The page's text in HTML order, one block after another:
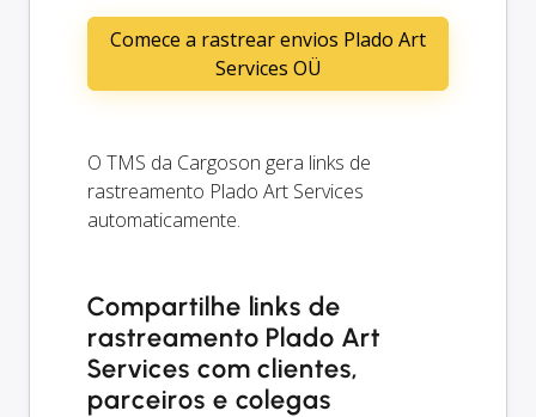
Comece a rastrear envios Plado Art
Services OÜ
O TMS da Cargoson gera links de
rastreamento Plado Art Services
automaticamente.
Compartilhe links de
rastreamento Plado Art
Services com clientes,
parceiros e colegas